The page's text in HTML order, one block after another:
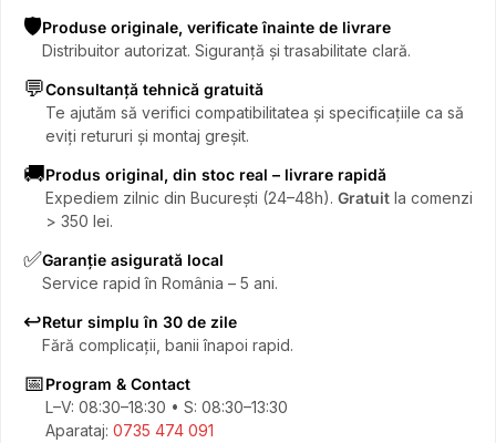
🛡️Produse originale, verificate înainte de livrare
Distribuitor autorizat. Siguranță și trasabilitate clară.
💬Consultanță tehnică gratuită
Te ajutăm să verifici compatibilitatea și specificațiile ca să
eviți retururi și montaj greșit.
🚚Produs original, din stoc real – livrare rapidă
Expediem zilnic din București (24–48h). Gratuit la comenzi
> 350 lei.
✅Garanție asigurată local
Service rapid în România – 5 ani.
↩️Retur simplu în 30 de zile
Fără complicații, banii înapoi rapid.
📅Program & Contact
L–V: 08:30–18:30 • S: 08:30–13:30
Aparataj: 0735 474 091